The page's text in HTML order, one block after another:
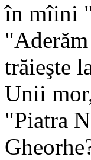
în mîini
trăieşte
Unii
"Piatra